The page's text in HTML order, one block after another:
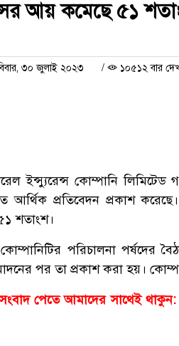
আয় কমেছে ৫১
৩০ জুলাই ২০২৩ / ১০৫১২ বার
ইন্স্যুরেন্স কোম্পানি
আর্থিক প্রতিবেদন প্রকাশ
শতাংশ।
পরিচালনা পর্ষদের
পর তা প্রকাশ করা হয়।
পেতে আমাদের সাথেই থাকুন: